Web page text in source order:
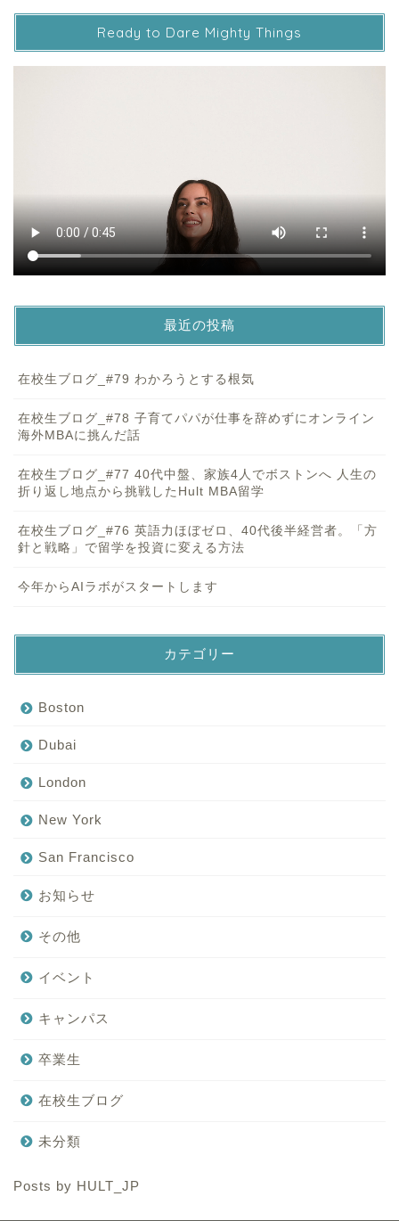
Ready to Dare Mighty Things
最近の投稿
在校生ブログ_#79 わかろうとする根気
在校生ブログ_#78 子育てパパが仕事を辞めずにオンライン
海外MBAに挑んだ話
在校生ブログ_#77 40代中盤、家族4人でボストンへ 人生の
折り返し地点から挑戦したHult MBA留学
在校生ブログ_#76 英語力ほぼゼロ、40代後半経営者。「方
針と戦略」で留学を投資に変える方法
今年からAIラボがスタートします
カテゴリー
Boston
Dubai
London
New York
San Francisco
お知らせ
その他
イベント
キャンパス
卒業生
在校生ブログ
未分類
Posts by HULT_JP